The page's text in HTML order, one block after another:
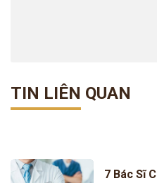
TIN LIÊN QUAN
7 Bác Sĩ